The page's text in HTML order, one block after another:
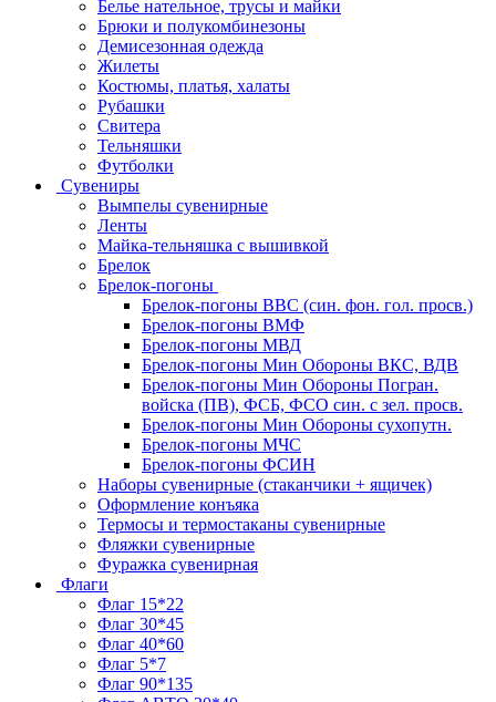
Белье нательное, трусы и майки
Брюки и полукомбинезоны
Демисезонная одежда
Жилеты
Костюмы, платья, халаты
Рубашки
Свитера
Тельняшки
Футболки
Сувениры
Вымпелы сувенирные
Ленты
Майка-тельняшка с вышивкой
Брелок
Брелок-погоны
Брелок-погоны ВВС (син. фон. гол. просв.)
Брелок-погоны ВМФ
Брелок-погоны МВД
Брелок-погоны Мин Обороны ВКС, ВДВ
Брелок-погоны Мин Обороны Погран.
войска (ПВ), ФСБ, ФСО син. с зел. просв.
Брелок-погоны Мин Обороны сухопутн.
Брелок-погоны МЧС
Брелок-погоны ФСИН
Наборы сувенирные (стаканчики + ящичек)
Оформление конъяка
Термосы и термостаканы сувенирные
Фляжки сувенирные
Фуражка сувенирная
Флаги
Флаг 15*22
Флаг 30*45
Флаг 40*60
Флаг 5*7
Флаг 90*135